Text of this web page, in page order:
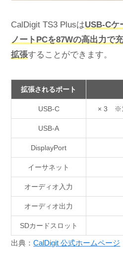
CalDigit TS3 PlusはUSB-Cケ
ノートPCを87Wの高出力で
拡張することができます。
拡張されるポート
USB-C × 3 ※1
USB-A
DisplayPort
イーサネット
オーディオ入力
オーディオ出力
SDカードスロット
出典：CalDigit 公式ホームページ